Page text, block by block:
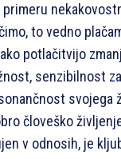
to vedno
potlačitvijo
senzibilnost
svojega
človeško
v odnosih, je